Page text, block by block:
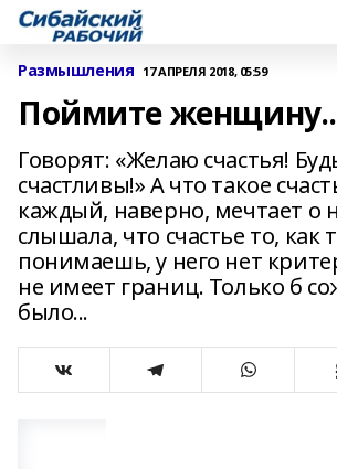
Размышления 17 АПРЕЛЯ 2018, 05:59
Поймите
Говорят: «Желаю счастья!
счастливы!» А что такое
каждый, наверно, мечтает о
слышала, что счастье то, как
понимаешь, у него нет
не имеет границ. Только б
было...